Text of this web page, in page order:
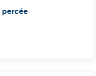
percée